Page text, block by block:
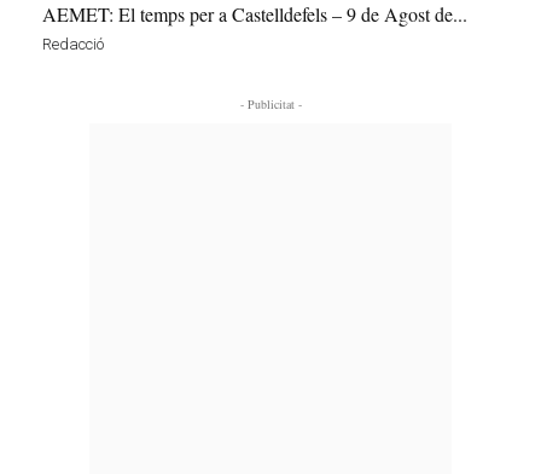
AEMET: El temps per a Castelldefels – 9 de Agost de...
Redacció
- Publicitat -